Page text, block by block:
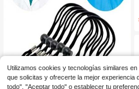
Utilizamos cookies y tecnologías similares
que solicitas y ofrecerte la mejor experiencia
todo", "Aceptar todo" o establecer tu